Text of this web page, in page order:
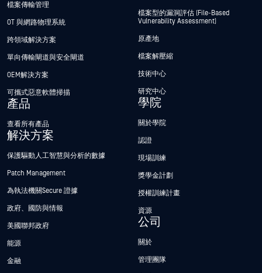
檔案傳輸管理
OT 與網路物理系統
跨領域解決方案
單向傳輸閘道與安全閘道
OEM解決方案
可攜式惡意軟體掃描
產品
查看所有產品
解決方案
保護驅動人工智慧與分析的數據
Patch Management
為執法機關Secure 證據
政府、國防與情報
美國聯邦政府
能源
金融
檔案型的漏洞評估 (File-Based
Vulnerability Assessment)
原產地
檔案解壓縮
技術中心
研究中心
學院
關於學院
認證
現場訓練
獎學金計劃
授權訓練計畫
資源
公司
關於
管理團隊